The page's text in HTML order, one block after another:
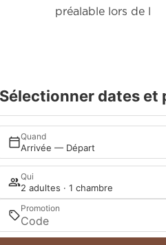
préalable lors de l
Sélectionner dates et
Quand
Arrivée — Départ
Qui
2 adultes · 1 chambre
Promotion